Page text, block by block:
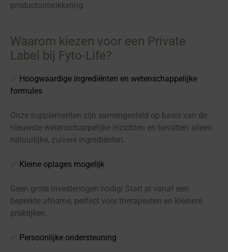
productontwikkeling.
Waarom kiezen voor een Private
Label bij Fyto-Life?
Hoogwaardige ingrediënten en wetenschappelijke
formules
Onze supplementen zijn samengesteld op basis van de
nieuwste wetenschappelijke inzichten en bevatten alleen
natuurlijke, zuivere ingrediënten.
Kleine oplages mogelijk
Geen grote investeringen nodig! Start al vanaf een
beperkte afname, perfect voor therapeuten en kleinere
praktijken.
Persoonlijke ondersteuning